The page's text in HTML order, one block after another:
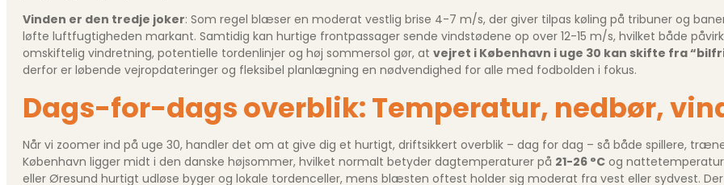
Vinden er den tredje joker: Som regel blæser en moderat vestlig brise 4-7 m/s, der giver tilpas køling på tribuner og
løfte luftfugtigheden markant. Samtidig kan hurtige frontpassager sende vindstødene op over 12-15 m/s, hvilket både
omskiftelig vindretning, potentielle tordenlinjer og høj sommersol gør, at vejret i København i uge 30 kan skifte fra
derfor er løbende vejr­opdateringer og fleksibel planlægning en nødvendighed for alle med fodbolden i fokus.
Dags-for-dags overblik: Temperatur, nedbør,
Når vi zoomer ind på uge 30, handler det om at give dig et hurtigt, driftsikkert overblik – dag for dag – så både spillere,
København ligger midt i den danske højsommer, hvilket normalt betyder dagtemperaturer på 21-26 °C og
eller Øresund hurtigt udløse byger og lokale torden­celler, mens blæsten oftest holder sig moderat fra vest eller sydvest.